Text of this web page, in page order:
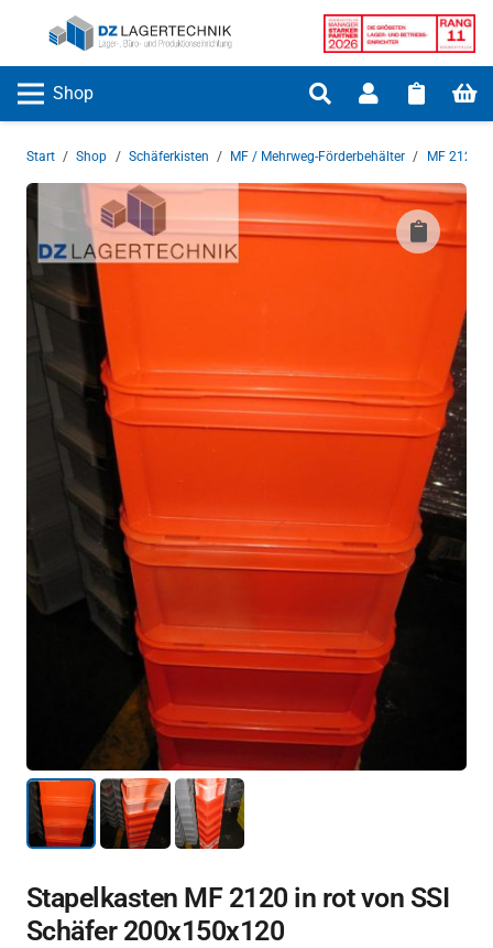
Shop
Start / Shop / Schäferkisten / MF / Mehrweg-Förderbehälter / MF 2120
Stapelkasten MF 2120 in rot von SSI
Schäfer 200x150x120